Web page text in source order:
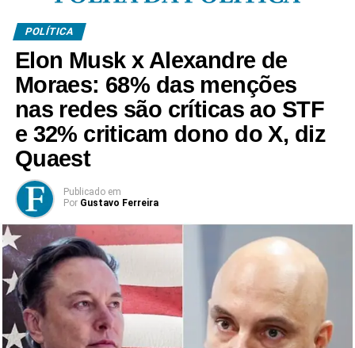
POLÍTICA
Elon Musk x Alexandre de
Moraes: 68% das menções
nas redes são críticas ao STF
e 32% criticam dono do X, diz
Quaest
Publicado em
Por Gustavo Ferreira